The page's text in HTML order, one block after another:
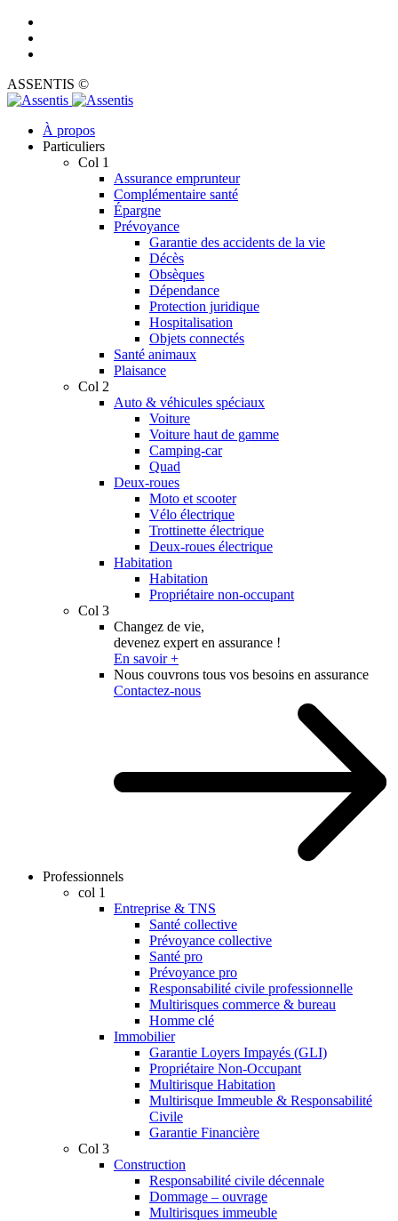
ASSENTIS ©
À propos
Particuliers
Col 1
Assurance emprunteur
Complémentaire santé
Épargne
Prévoyance
Garantie des accidents de la vie
Décès
Obsèques
Dépendance
Protection juridique
Hospitalisation
Objets connectés
Santé animaux
Plaisance
Col 2
Auto & véhicules spéciaux
Voiture
Voiture haut de gamme
Camping-car
Quad
Deux-roues
Moto et scooter
Vélo électrique
Trottinette électrique
Deux-roues électrique
Habitation
Habitation
Propriétaire non-occupant
Col 3
Changez de vie,
devenez expert en assurance !
En savoir +
Nous couvrons tous vos besoins en assurance
Contactez-nous
Professionnels
col 1
Entreprise & TNS
Santé collective
Prévoyance collective
Santé pro
Prévoyance pro
Responsabilité civile professionnelle
Multirisques commerce & bureau
Homme clé
Immobilier
Garantie Loyers Impayés (GLI)
Propriétaire Non-Occupant
Multirisque Habitation
Multirisque Immeuble & Responsabilité
Civile
Garantie Financière
Col 3
Construction
Responsabilité civile décennale
Dommage – ouvrage
Multirisques immeuble